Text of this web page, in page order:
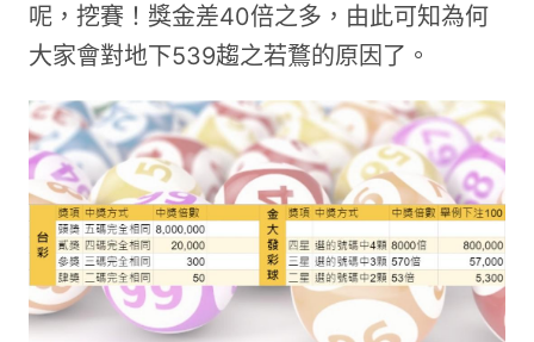
呢，挖賽！獎金差40倍之多，由此可知為何
大家會對地下539趨之若鶩的原因了。